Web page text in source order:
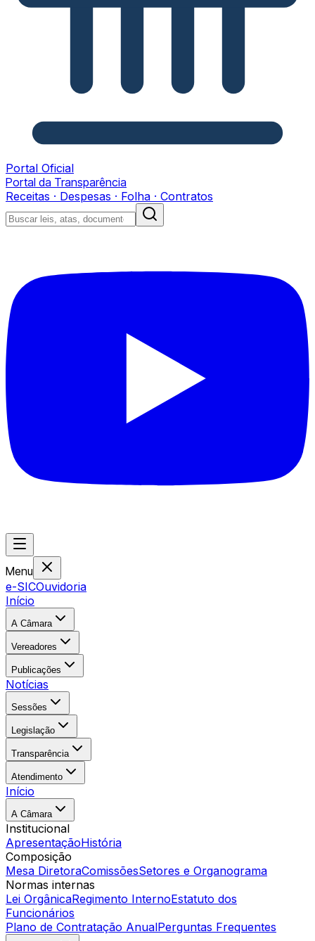
Portal Oficial
Portal da Transparência
Receitas · Despesas · Folha · Contratos
Menu
e-SICOuvidoria
Início
A Câmara
Vereadores
Publicações
Notícias
Sessões
Legislação
Transparência
Atendimento
Início
A Câmara
Institucional
ApresentaçãoHistória
Composição
Mesa DiretoraComissõesSetores e Organograma
Normas internas
Lei OrgânicaRegimento InternoEstatuto dos
Funcionários
Plano de Contratação AnualPerguntas Frequentes